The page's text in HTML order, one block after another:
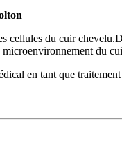
du cuir
du
en tant que